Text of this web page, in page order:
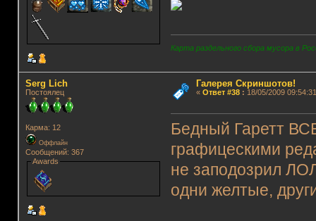
Карта раздельного сбора мусора в
Serg Lich
Постоялец
Карма: 12
Оффлайн
Сообщений: 367
Awards
Галерея Скриншотов!
« Ответ #38: 18/05/2009
Бедный Гаретт
графицескими
не заподозрил
одни желтые,